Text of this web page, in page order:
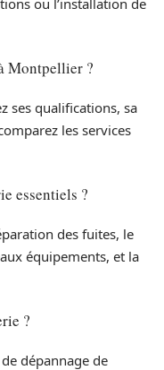
ou l’installation de
Montpellier ?
ses qualifications, sa
les services
essentiels ?
des fuites, le
équipements, et la
?
dépannage de